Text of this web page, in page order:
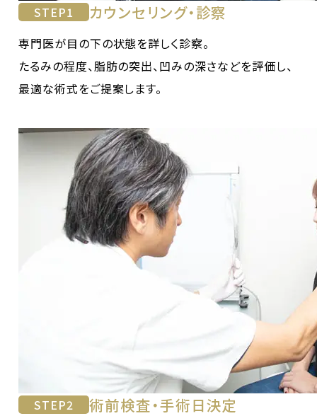
STEP1 カウンセリング・診察
専門医が目の下の状態を詳しく診察。
たるみの程度、脂肪の突出、凹みの深さなどを評価し、
最適な術式をご提案します。
STEP2 術前検査・手術日決定